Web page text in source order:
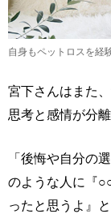
自身もペットロスを経
宮下さんはまた
思考と感情が分
「後悔や自分の
のような人に『
ったと思うよ』